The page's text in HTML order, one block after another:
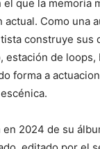
que la memoria
actual. Como una
construye sus
estación de loops,
forma a
2024 de su